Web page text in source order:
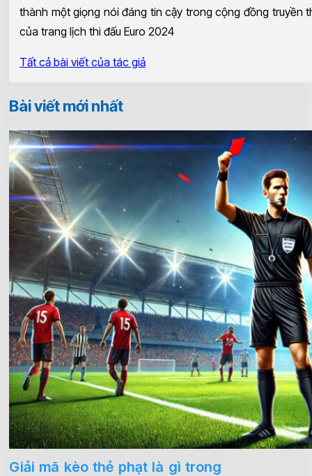
thành một giọng nói đáng tin cậy trong cộng đồng truyền
của trang lịch thi đấu Euro 2024
Tất cả bài viết của tác giả
Bài viết mới nhất
Giải mã kèo thẻ phạt là gì trong